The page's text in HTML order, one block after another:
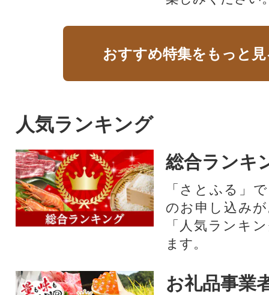
おすすめ特集をもっと
人気ランキング
総合ランキ
「さとふる」
のお申し込み
「人気ランキ
ます。
お礼品事業